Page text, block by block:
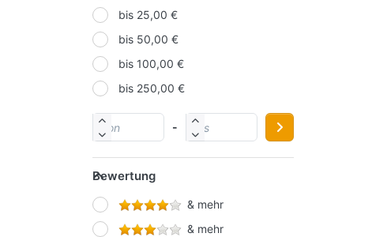
MOLOTOW
NOVUS
ONLINE
PAGNA
PELIKAN
SCHNEIDER
STAEDTLER
STARPAK
bis 25,00 €
bis 50,00 €
bis 100,00 €
bis 250,00 €
-
Bewertung
& mehr
& mehr